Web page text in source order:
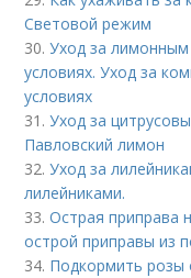
Световой режим
30.Уход за
условиях. Уход за
условиях
31.Уход за
Павловский лимон
32.Уход за
лилейниками.
33.Острая приправа
острой приправы из
34. Подкормить розы